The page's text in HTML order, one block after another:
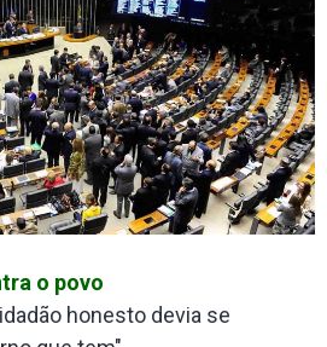
o povo
honesto devia se